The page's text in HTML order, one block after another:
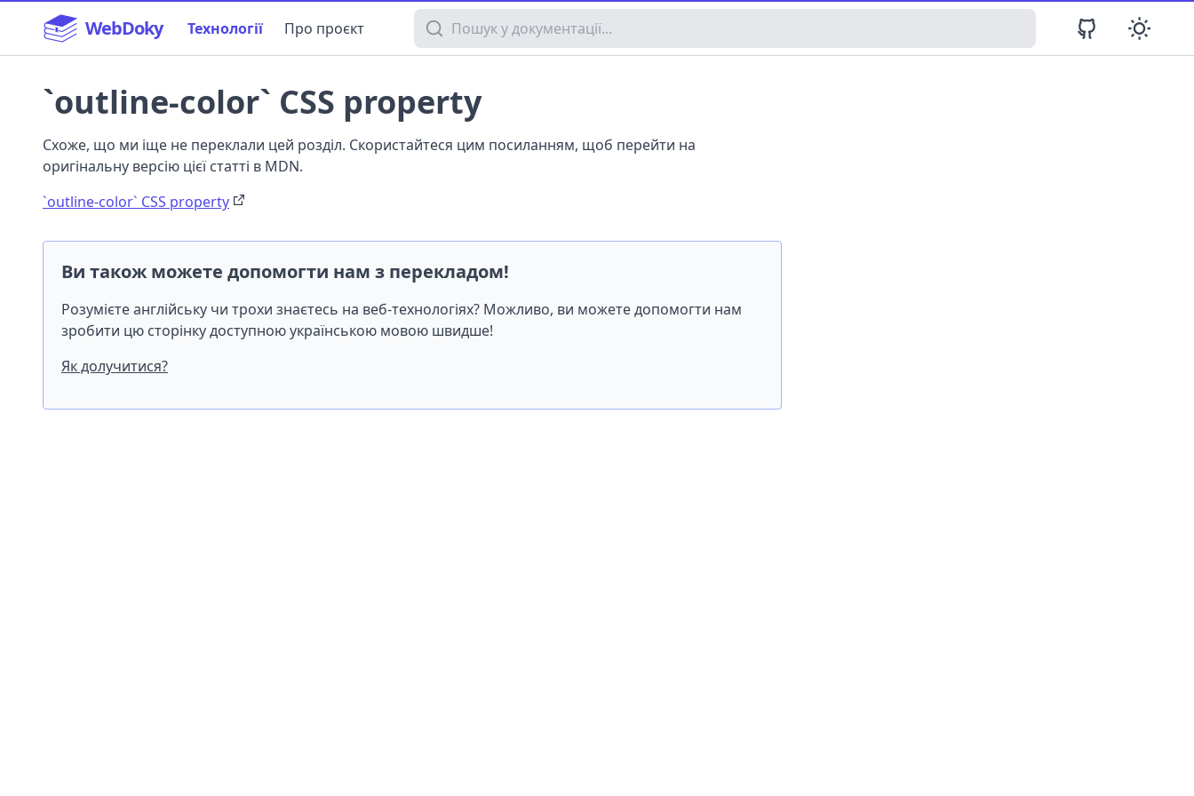
WebDoky Технології Про проєкт Пошук у документації
`outline-color` CSS property
Схоже, що ми іще не переклали цей розділ. Скористайтеся цим посиланням, щоб перейти на
оригінальну версію цієї статті в MDN.
`outline-color` CSS property
Ви також можете допомогти нам з перекладом!
Розумієте англійську чи трохи знаєтесь на веб-технологіях? Можливо, ви можете допомогти нам
зробити цю сторінку доступною українською мовою швидше!
Як долучитися?